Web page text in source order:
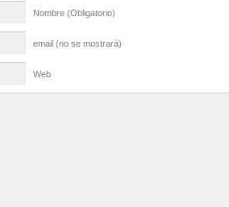
Nombre (Obligatorio)
email (no se mostrará)
Web